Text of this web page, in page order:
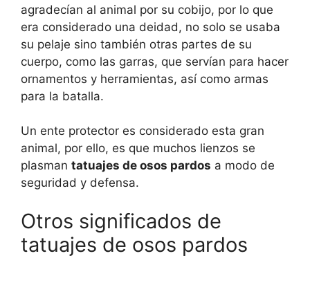
agradecían al animal por su cobijo, por lo que
era considerado una deidad, no solo se usaba
su pelaje sino también otras partes de su
cuerpo, como las garras, que servían para hacer
ornamentos y herramientas, así como armas
para la batalla.
Un ente protector es considerado esta gran
animal, por ello, es que muchos lienzos se
plasman tatuajes de osos pardos a modo de
seguridad y defensa.
Otros significados de
tatuajes de osos pardos